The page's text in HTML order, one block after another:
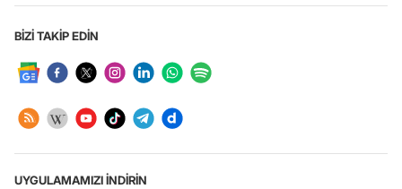
BİZİ TAKİP EDİN
UYGULAMAMIZI İNDİRİN